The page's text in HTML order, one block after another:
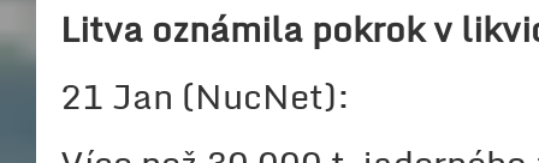
Litva oznámila pokrok v
21 Jan (NucNet):